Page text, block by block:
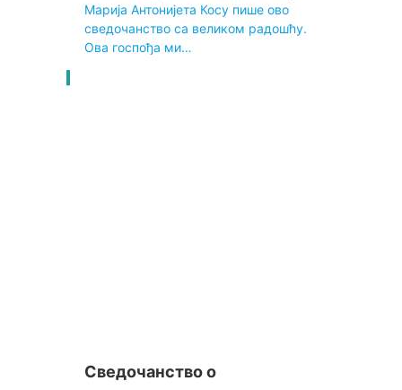
Марија Антонијета Косу пише ово
сведочанство са великом радошћу.
Ова госпођа ми…
Сведочанство о